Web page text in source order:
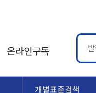
온라인구독
개별표준검색